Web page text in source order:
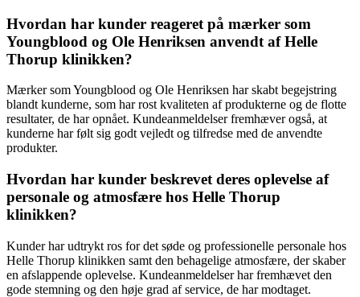
Hvordan har kunder reageret på mærker som
Youngblood og Ole Henriksen anvendt af Helle
Thorup klinikken?
Mærker som Youngblood og Ole Henriksen har skabt begejstring
blandt kunderne, som har rost kvaliteten af produkterne og de flotte
resultater, de har opnået. Kundeanmeldelser fremhæver også, at
kunderne har følt sig godt vejledt og tilfredse med de anvendte
produkter.
Hvordan har kunder beskrevet deres oplevelse af
personale og atmosfære hos Helle Thorup
klinikken?
Kunder har udtrykt ros for det søde og professionelle personale hos
Helle Thorup klinikken samt den behagelige atmosfære, der skaber
en afslappende oplevelse. Kundeanmeldelser har fremhævet den
gode stemning og den høje grad af service, de har modtaget.